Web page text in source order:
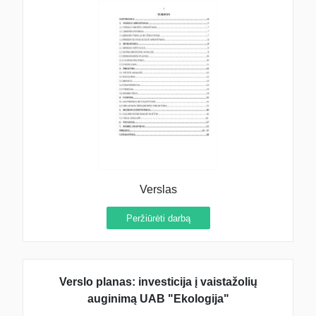
Verslas
Peržiūrėti darbą
Verslo planas: investicija į vaistažolių
auginimą UAB "Ekologija"